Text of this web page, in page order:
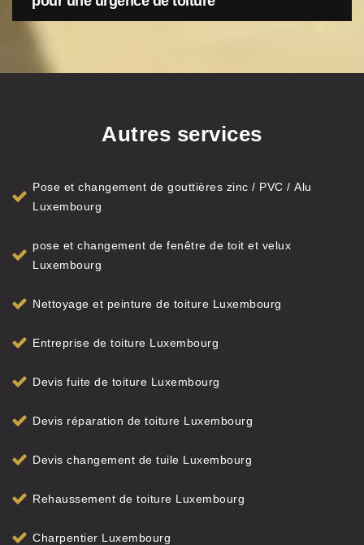
Autres services
Pose et changement de gouttières zinc / PVC / Alu
Luxembourg
pose et changement de fenêtre de toit et velux
Luxembourg
Nettoyage et peinture de toiture Luxembourg
Entreprise de toiture Luxembourg
Devis fuite de toiture Luxembourg
Devis réparation de toiture Luxembourg
Devis changement de tuile Luxembourg
Rehaussement de toiture Luxembourg
Charpentier Luxembourg